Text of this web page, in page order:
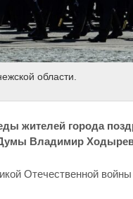
области.
жителей города
Думы Владимир
Отечественной